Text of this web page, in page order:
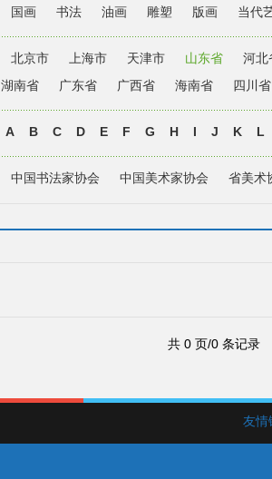
国画 书法 油画 雕塑 版画 当代
北京市 上海市 天津市 山东省
河北
湖南省 广东省 广西省 海南省 四川省
A B C D E F G H I J K L
中国书法家协会 中国美术家协会 省美术
共 0 页/0 条记录
友